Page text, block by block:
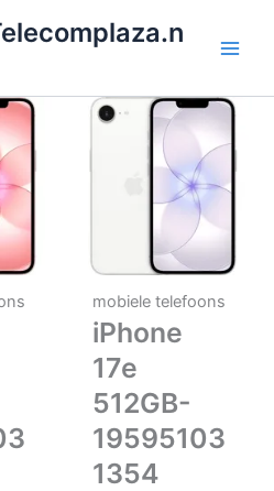
mobiele telefoons
iPhone
17e
512GB-
19595103
1354